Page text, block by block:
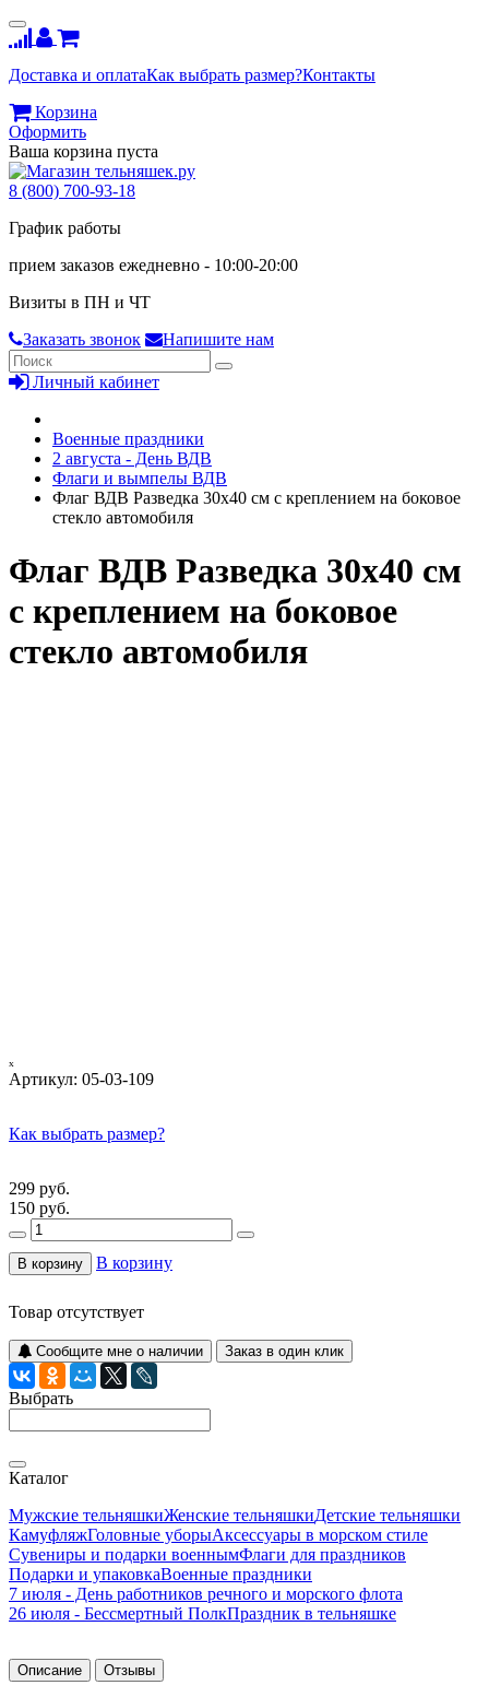
Доставка и оплатаКак выбрать размер?Контакты
Корзина
Оформить
Ваша корзина пуста
8 (800) 700-93-18
График работы
прием заказов ежедневно - 10:00-20:00
Визиты в ПН и ЧТ
Заказать звонок
Напишите нам
Личный кабинет
Военные праздники
2 августа - День ВДВ
Флаги и вымпелы ВДВ
Флаг ВДВ Разведка 30x40 см с креплением на боковое
стекло автомобиля
Флаг ВДВ Разведка 30x40 см
с креплением на боковое
стекло автомобиля
ₓ
Артикул: 05-03-109
Как выбрать размер?
299 руб.
150 руб.
В корзину В корзину
Товар отсутствует
Сообщите мне о наличии Заказ в один клик
Выбрать
Каталог
Мужские тельняшкиЖенские тельняшкиДетские тельняшки
КамуфляжГоловные уборыАксессуары в морском стиле
Сувениры и подарки военнымФлаги для праздников
Подарки и упаковкаВоенные праздники
7 июля - День работников речного и морского флота
26 июля - Бессмертный ПолкПраздник в тельняшке
Описание Отзывы